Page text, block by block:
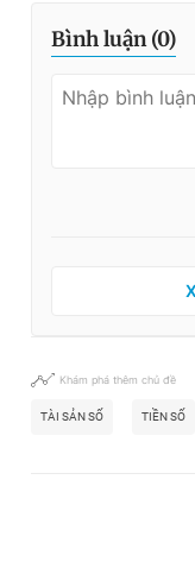
Bình luận (0)
Khám phá thêm chủ đề
TÀI SẢN SỐ TIỀN SỐ